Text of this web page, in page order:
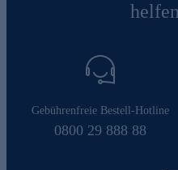
Gebührenfreie Bestell-Hotline
0800 29 888 88